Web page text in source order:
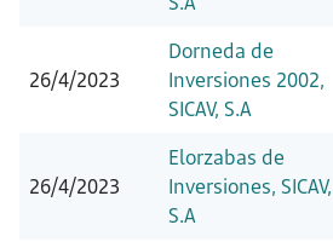
26/4/2023
Dorneda de
Inversiones 2002,
SICAV, S.A
26/4/2023
Elorzabas de
Inversiones, SICAV,
S.A